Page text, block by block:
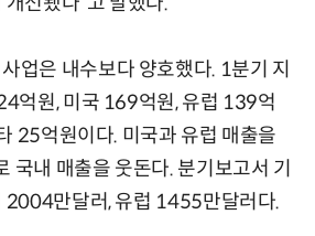
업은 내수보다 양호했다. 1분기 지
억원, 미국 169억원, 유럽 139억
25억원이다. 미국과 유럽 매출을
국내 매출을 웃돈다. 분기보고서 기
2004만달러, 유럽 1455만달러다.